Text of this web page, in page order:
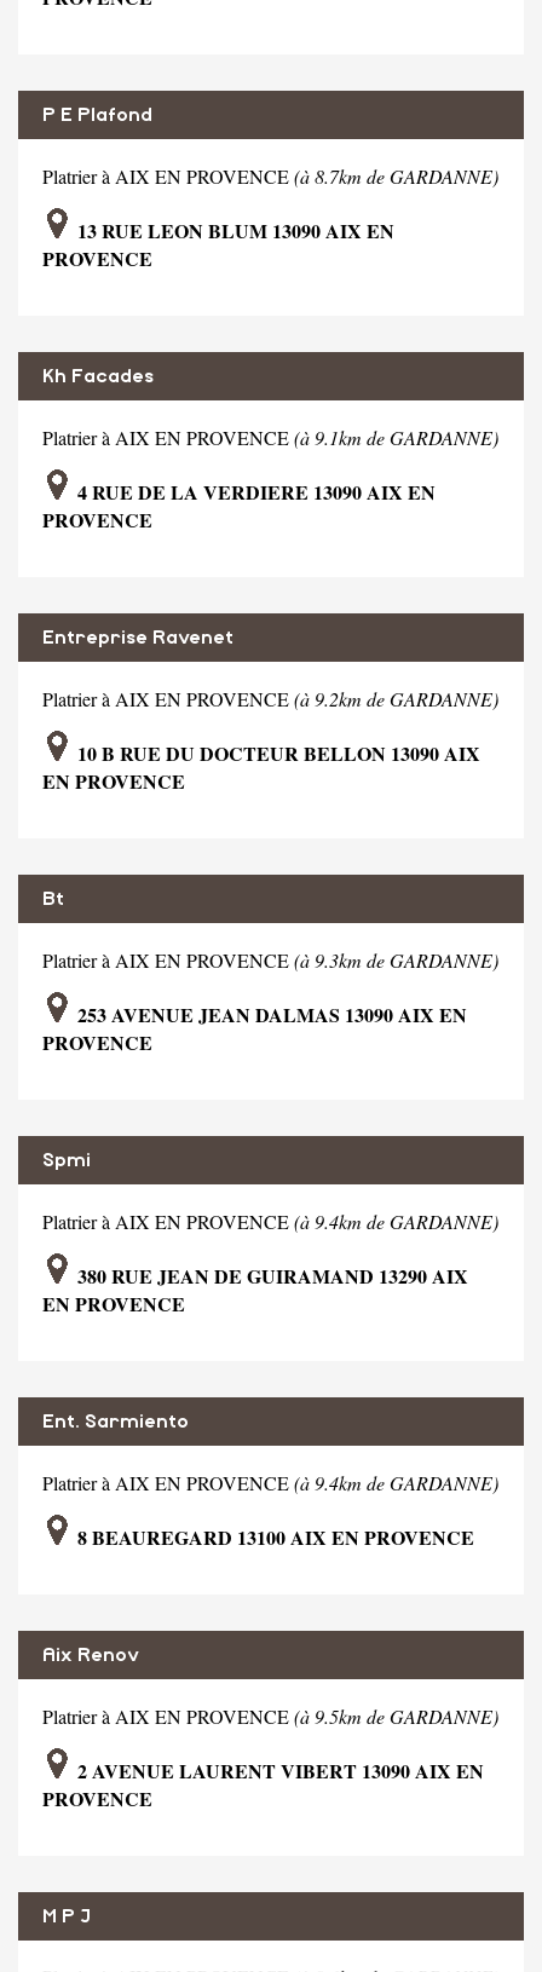
P E Plafond
Platrier à AIX EN PROVENCE(à 8.7km de GARDANNE)
13 RUE LEON BLUM 13090 AIX EN
PROVENCE
Kh Facades
Platrier à AIX EN PROVENCE(à 9.1km de GARDANNE)
4 RUE DE LA VERDIERE 13090 AIX EN
PROVENCE
Entreprise Ravenet
Platrier à AIX EN PROVENCE(à 9.2km de GARDANNE)
10 B RUE DU DOCTEUR BELLON 13090 AIX
EN PROVENCE
Bt
Platrier à AIX EN PROVENCE(à 9.3km de GARDANNE)
253 AVENUE JEAN DALMAS 13090 AIX EN
PROVENCE
Spmi
Platrier à AIX EN PROVENCE(à 9.4km de GARDANNE)
380 RUE JEAN DE GUIRAMAND 13290 AIX
EN PROVENCE
Ent. Sarmiento
Platrier à AIX EN PROVENCE(à 9.4km de GARDANNE)
8 BEAUREGARD 13100 AIX EN PROVENCE
Aix Renov
Platrier à AIX EN PROVENCE(à 9.5km de GARDANNE)
2 AVENUE LAURENT VIBERT 13090 AIX EN
PROVENCE
M P J